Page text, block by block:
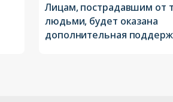
Лицам, пострадавшим от
людьми, будет оказана
дополнительная